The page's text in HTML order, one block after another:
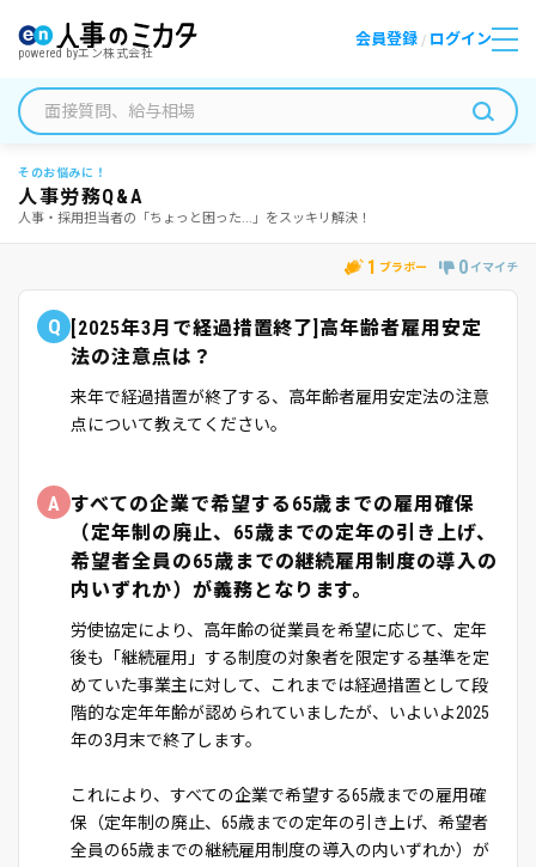
powered byエン株式会社
会員登録 / ログイン
そのお悩みに！
人事労務Q&A
人事・採用担当者の「ちょっと困った...」をスッキリ解決！
1 ブラボー 0 イマイチ
Q
[2025年3月で経過措置終了]高年齢者雇用安定
法の注意点は？
来年で経過措置が終了する、高年齢者雇用安定法の注意
点について教えてください。
A すべての企業で希望する65歳までの雇用確保
（定年制の廃止、65歳までの定年の引き上げ、
希望者全員の65歳までの継続雇用制度の導入の
内いずれか）が義務となります。
労使協定により、高年齢の従業員を希望に応じて、定年
後も「継続雇用」する制度の対象者を限定する基準を定
めていた事業主に対して、これまでは経過措置として段
階的な定年年齢が認められていましたが、いよいよ2025
年の3月末で終了します。
これにより、すべての企業で希望する65歳までの雇用確
保（定年制の廃止、65歳までの定年の引き上げ、希望者
全員の65歳までの継続雇用制度の導入の内いずれか）が